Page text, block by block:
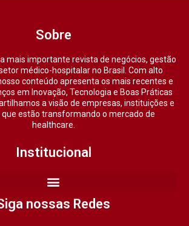
Sobre
mais importante revista de negócios, gestão
médico-hospitalar no Brasil. Com alto
conteúdo apresenta os mais recentes e
em Inovação, Tecnologia e Boas Práticas
a visão de empresas, instituições e
estão transformando o mercado de
healthcare.
Institucional
nossas Redes